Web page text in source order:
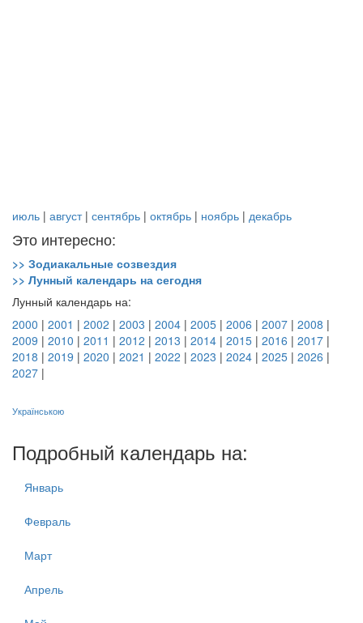
июль | август| сентябрь | октябрь | ноябрь | декабрь
Это интересно:
>> Зодиакальные созвездия
>> Лунный календарь на сегодня
Лунный календарь на:
2000 | 2001 | 2002 | 2003 | 2004 | 2005 | 2006 | 2007 | 2008 |
2009 | 2010 | 2011 | 2012 | 2013 | 2014 | 2015 | 2016 | 2017 |
2018 | 2019 | 2020 | 2021 | 2022 | 2023 | 2024 | 2025 | 2026 |
2027 |
Українською
Подробный календарь на:
Январь
Февраль
Март
Апрель